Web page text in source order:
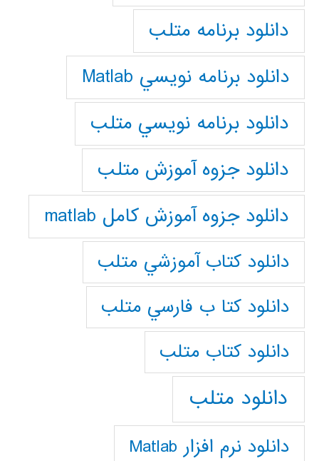
دانلود برنامه متلب
دانلود برنامه نويسي Matlab
دانلود برنامه نويسي متلب
دانلود جزوه آموزش متلب
دانلود جزوه آموزش کامل matlab
دانلود كتاب آموزشي متلب
دانلود كتا ب فارسي متلب
دانلود كتاب متلب
دانلود متلب
دانلود نرم افزار Matlab